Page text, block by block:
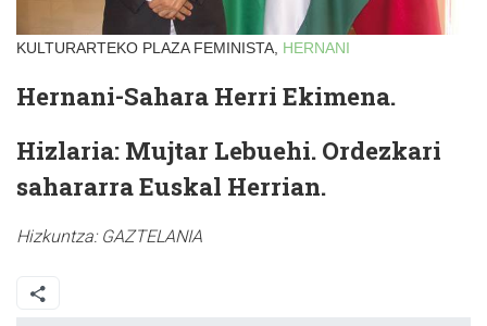
KULTURARTEKO PLAZA FEMINISTA, HERNANI
Hernani-Sahara Herri Ekimena.
Hizlaria: Mujtar Lebuehi. Ordezkari
sahararra Euskal Herrian.
Hizkuntza: GAZTELANIA